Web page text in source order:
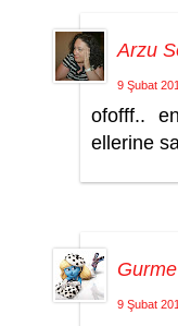
Arzu
9 Şubat
ofofff..
ellerine
9 Şubat